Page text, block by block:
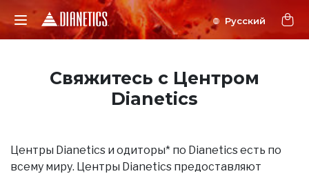
Свяжитесь с Центром
Dianetics
Центры Dianetics и одиторы* по Dianetics есть по
всему миру. Центры Dianetics предоставляют